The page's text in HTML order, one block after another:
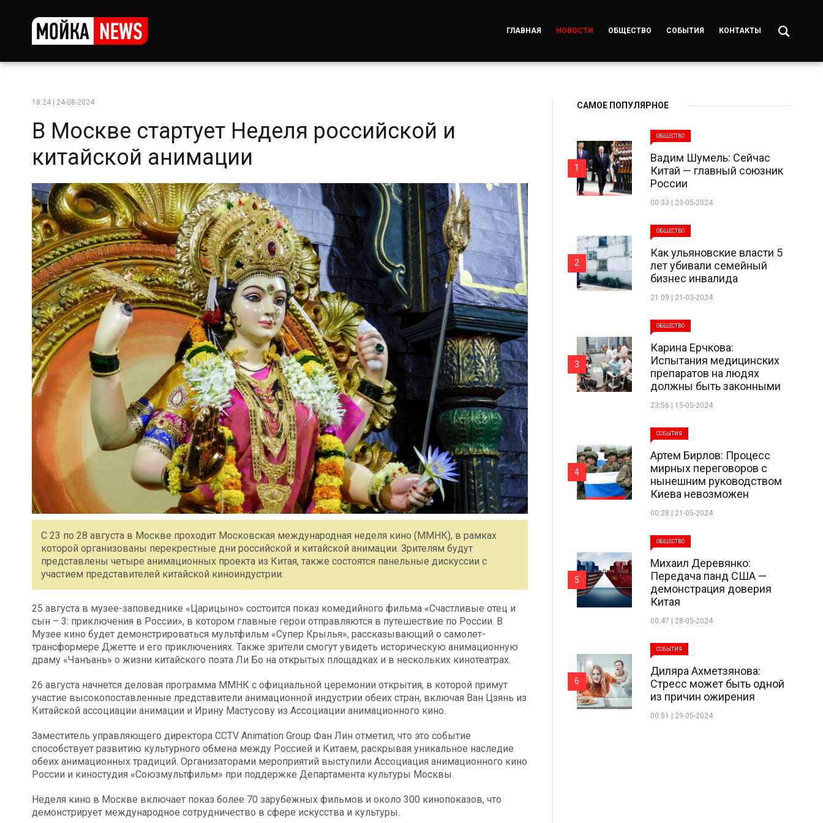
ГЛАВНАЯ НОВОСТИ ОБЩЕСТВО СОБЫТИЯ КОНТАКТЫ
18:24 | 24-08-2024
В Москве стартует Неделя российской и
китайской анимации
С 23 по 28 августа в Москве проходит Московская международная неделя кино (ММНК), в рамках
которой организованы перекрестные дни российской и китайской анимации. Зрителям будут
представлены четыре анимационных проекта из Китая, также состоятся панельные дискуссии с
участием представителей китайской киноиндустрии.
25 августа в музее-заповеднике «Царицыно» состоится показ комедийного фильма «Счастливые отец и
сын – 3: приключения в России», в котором главные герои отправляются в путешествие по России. В
Музее кино будет демонстрироваться мультфильм «Супер Крылья», рассказывающий о самолет-
трансформере Джетте и его приключениях. Также зрители смогут увидеть историческую анимационную
драму «Чанъань» о жизни китайского поэта Ли Бо на открытых площадках и в нескольких кинотеатрах.
26 августа начнется деловая программа ММНК с официальной церемонии открытия, в которой примут
участие высокопоставленные представители анимационной индустрии обеих стран, включая Ван Цзянь из
Китайской ассоциации анимации и Ирину Мастусову из Ассоциации анимационного кино.
Заместитель управляющего директора CCTV Animation Group Фан Лин отметил, что это событие
способствует развитию культурного обмена между Россией и Китаем, раскрывая уникальное наследие
обеих анимационных традиций. Организаторами мероприятий выступили Ассоциация анимационного кино
России и киностудия «Союзмультфильм» при поддержке Департамента культуры Москвы.
Неделя кино в Москве включает показ более 70 зарубежных фильмов и около 300 кинопоказов, что
демонстрирует международное сотрудничество в сфере искусства и культуры.
САМОЕ ПОПУЛЯРНОЕ
ОБЩЕСТВО
Вадим Шумель: Сейчас
Китай — главный союзник
России
00:33 | 23-05-2024
1
ОБЩЕСТВО
Как ульяновские власти 5
лет убивали семейный
бизнес инвалида
21:09 | 21-03-2024
2
ОБЩЕСТВО
Карина Ерчкова:
Испытания медицинских
препаратов на людях
должны быть законными
23:56 | 15-05-2024
3
СОБЫТИЯ
Артем Бирлов: Процесс
мирных переговоров с
нынешним руководством
Киева невозможен
00:28 | 21-05-2024
4
ОБЩЕСТВО
Михаил Деревянко:
Передача панд США —
демонстрация доверия
Китая
00:47 | 28-05-2024
5
СОБЫТИЯ
Диляра Ахметзянова:
Стресс может быть одной
из причин ожирения
00:51 | 29-05-2024
6